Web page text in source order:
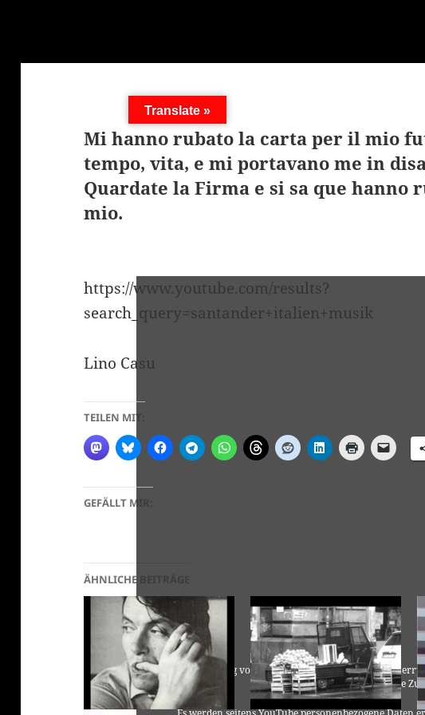
Mi hanno rubato la carta per il mio
tempo, vita, e mi portavano me in
Quardate la Firma e si sa que hanno
mio.
Für die Nutzung von YouTube (YouTube, LLC, 901
laut DSGVO Ihre
https://www.youtube.com/results?
search_query=santander+italien+musik
Lino Casu
TEILEN MIT:
GEFÄLLT MIR:
ÄHNLICHE BEITRÄGE
Translate »